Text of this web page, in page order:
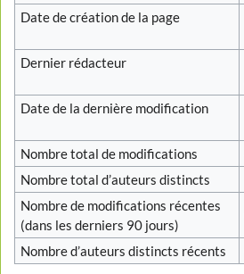
Date de création de la page
Dernier rédacteur
Date de la dernière modification
Nombre total de modifications
Nombre total d’auteurs distincts
Nombre de modifications récentes
(dans les derniers 90 jours)
Nombre d’auteurs distincts récents